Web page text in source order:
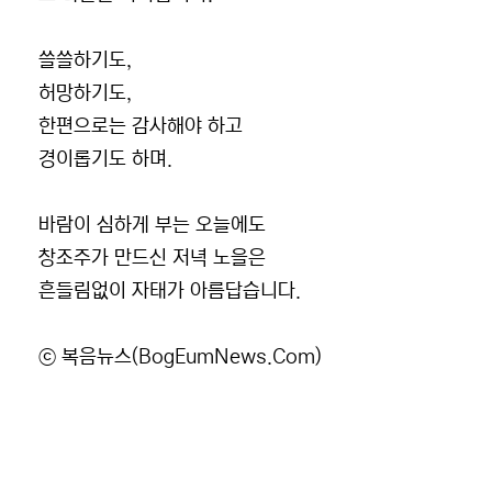
쓸쓸하기도,
허망하기도,
한편으로는 감사해야 하고
경이롭기도 하며.
바람이 심하게 부는 오늘에도
창조주가 만드신 저녁 노을은
흔들림없이 자태가 아름답습니다.
ⓒ 복음뉴스(BogEumNews.Com)